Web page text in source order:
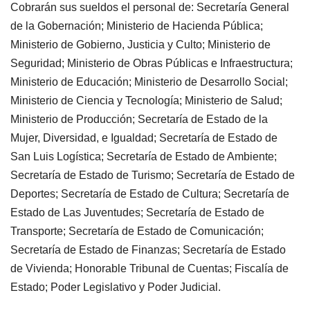
Cobrarán sus sueldos el personal de: Secretaría General
de la Gobernación; Ministerio de Hacienda Pública;
Ministerio de Gobierno, Justicia y Culto; Ministerio de
Seguridad; Ministerio de Obras Públicas e Infraestructura;
Ministerio de Educación; Ministerio de Desarrollo Social;
Ministerio de Ciencia y Tecnología; Ministerio de Salud;
Ministerio de Producción; Secretaría de Estado de la
Mujer, Diversidad, e Igualdad; Secretaría de Estado de
San Luis Logística; Secretaría de Estado de Ambiente;
Secretaría de Estado de Turismo; Secretaría de Estado de
Deportes; Secretaría de Estado de Cultura; Secretaría de
Estado de Las Juventudes; Secretaría de Estado de
Transporte; Secretaría de Estado de Comunicación;
Secretaría de Estado de Finanzas; Secretaría de Estado
de Vivienda; Honorable Tribunal de Cuentas; Fiscalía de
Estado; Poder Legislativo y Poder Judicial.